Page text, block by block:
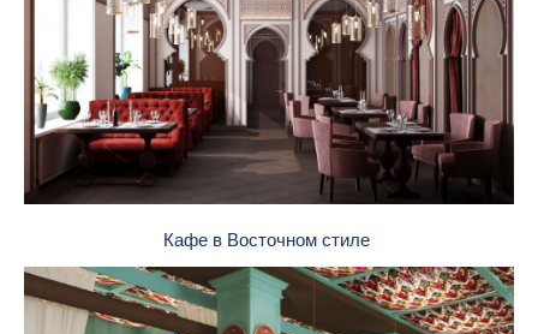
Кафе в Восточном стиле